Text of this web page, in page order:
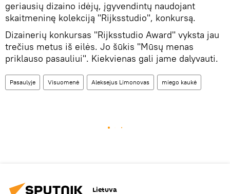
geriausių dizaino idėjų, įgyvendintų naudojant
skaitmeninę kolekciją "Rijksstudio", konkursą.
Dizainerių konkursas "Rijksstudio Award" vyksta jau
trečius metus iš eilės. Jo šūkis "Mūsų menas
priklauso pasauliui". Kiekvienas gali jame dalyvauti.
Pasaulyje Visuomenė Aleksejus Limonovas miego kaukė
Lietuva